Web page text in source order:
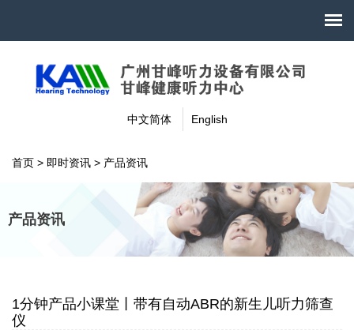
中文简体 English
首页 > 即时资讯 > 产品资讯
产品资讯
1分钟产品小课堂丨带有自动ABR的新生儿听力筛查
仪